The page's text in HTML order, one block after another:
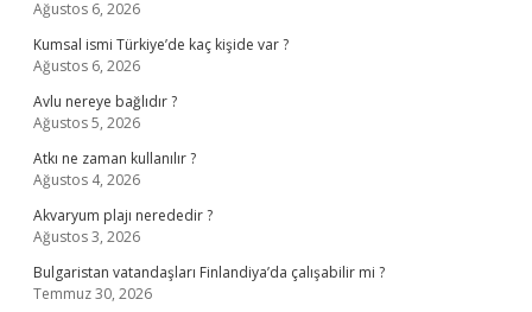
Ağustos 6, 2026
Kumsal ismi Türkiye’de kaç kişide var ?
Ağustos 6, 2026
Avlu nereye bağlıdır ?
Ağustos 5, 2026
Atkı ne zaman kullanılır ?
Ağustos 4, 2026
Akvaryum plajı nerededir ?
Ağustos 3, 2026
Bulgaristan vatandaşları Finlandiya’da çalışabilir mi ?
Temmuz 30, 2026